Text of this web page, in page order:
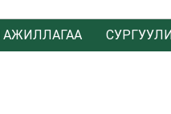
АЖИЛЛАГАА